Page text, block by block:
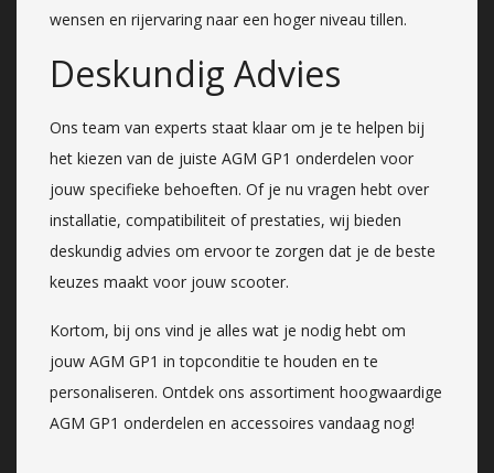
wensen en rijervaring naar een hoger niveau tillen.
Deskundig Advies
Ons team van experts staat klaar om je te helpen bij
het kiezen van de juiste AGM GP1 onderdelen voor
jouw specifieke behoeften. Of je nu vragen hebt over
installatie, compatibiliteit of prestaties, wij bieden
deskundig advies om ervoor te zorgen dat je de beste
keuzes maakt voor jouw scooter.
Kortom, bij ons vind je alles wat je nodig hebt om
jouw AGM GP1 in topconditie te houden en te
personaliseren. Ontdek ons assortiment hoogwaardige
AGM GP1 onderdelen en accessoires vandaag nog!